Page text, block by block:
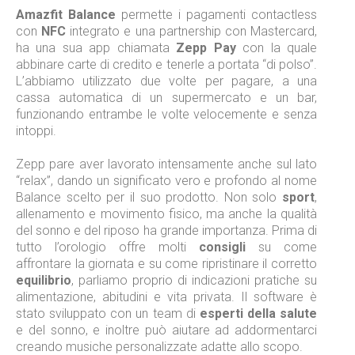
Amazfit Balance permette i pagamenti contactless
con NFC integrato e una partnership con Mastercard,
ha una sua app chiamata Zepp Paycon la quale
abbinare carte di credito e tenerle a portata “di polso”.
L’abbiamo utilizzato due volte per pagare, a una
cassa automatica di un supermercato e un bar,
funzionando entrambe le volte velocemente e senza
intoppi.
Zepp pare aver lavorato intensamente anche sul lato
“relax”, dando un significato vero e profondo al nome
Balance scelto per il suo prodotto. Non solo sport,
allenamento e movimento fisico, ma anche la qualità
del sonno e del riposo ha grande importanza. Prima di
tutto l’orologio offre molti consigli su come
affrontare la giornata e su come ripristinare il corretto
equilibrio, parliamo proprio di indicazioni pratiche su
alimentazione, abitudini e vita privata. Il software è
stato sviluppato con un team di esperti della salute
e del sonno, e inoltre può aiutare ad addormentarci
creando musiche personalizzate adatte allo scopo.